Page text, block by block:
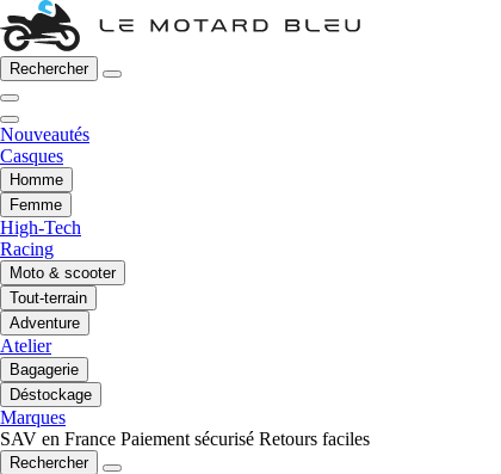
Rechercher
Nouveautés
Casques
Homme
Femme
High-Tech
Racing
Moto & scooter
Tout-terrain
Adventure
Atelier
Bagagerie
Déstockage
Marques
SAV en France Paiement sécurisé Retours faciles
Rechercher